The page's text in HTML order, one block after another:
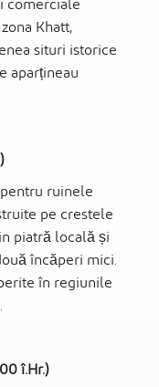
Khatt,
situri istorice
aparțineau
ruinele
pe crestele
piatră locală și
încăperi mici.
în regiunile
î.Hr.)